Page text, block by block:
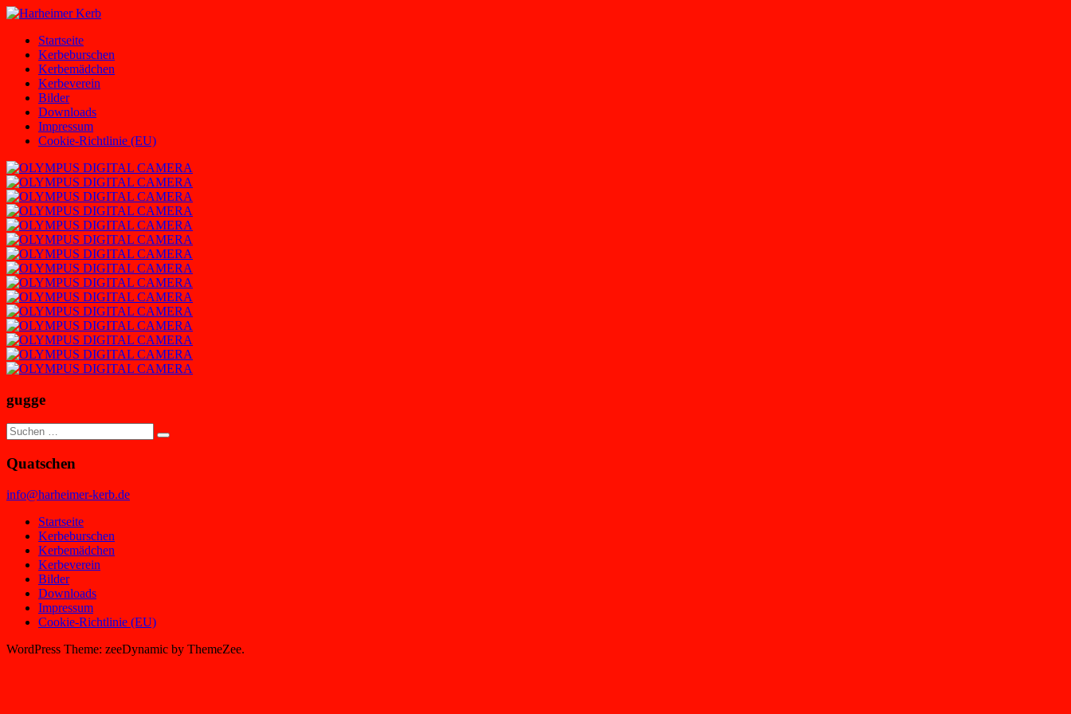
Zum
springen
Harheimer
Kerb
Homepage
Harheimer
Kerbevereins
2000
e.V.
Kerbburschen
Startseite
Kerbeburschen
Kerbemädchen
Kerbeverein
Bilder
Downloads
Impressum
Cookie-Richtlinie (EU)
gugge
Suchen
nach:
Suchen
Quatschen
info@harheimer-kerb.de
Startseite
Kerbeburschen
Kerbemädchen
Kerbeverein
Bilder
Downloads
Impressum
Cookie-Richtlinie (EU)
WordPress Theme: zeeDynamic by ThemeZee.